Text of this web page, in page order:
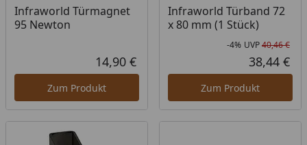
Infraworld Türmagnet
95 Newton
Aktueller Preis
14,90 €
Zum Produkt
Infraworld Türband 72
x 80 mm (1 Stück)
-4% UVP40,46 €
38,44 €
Zum Produkt